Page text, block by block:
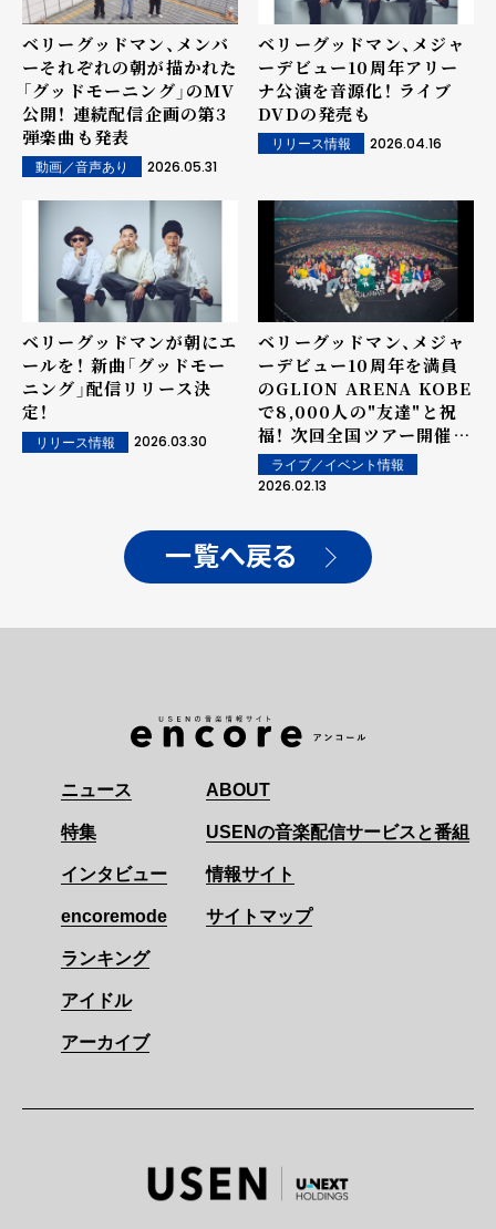
ベリーグッドマン、メンバ
ーそれぞれの朝が描かれた
「グッドモーニング」のMV
公開！ 連続配信企画の第3
弾楽曲も発表
動画／音声あり 2026.05.31
ベリーグッドマン、メジャ
ーデビュー10周年アリー
ナ公演を音源化！ ライブ
DVDの発売も
リリース情報 2026.04.16
ベリーグッドマンが朝にエ
ールを！ 新曲「グッドモー
ニング」配信リリース決
定！
リリース情報 2026.03.30
ベリーグッドマン、メジャ
ーデビュー10周年を満員
のGLION ARENA KOBE
で8,000人の"友達"と祝
福！ 次回全国ツアー開催も
サプライズ発表
ライブ／イベント情報
2026.02.13
一覧へ戻る
ニュース
特集
インタビュー
encoremode
ランキング
アイドル
アーカイブ
ABOUT
USENの音楽配信サービスと番組
情報サイト
サイトマップ